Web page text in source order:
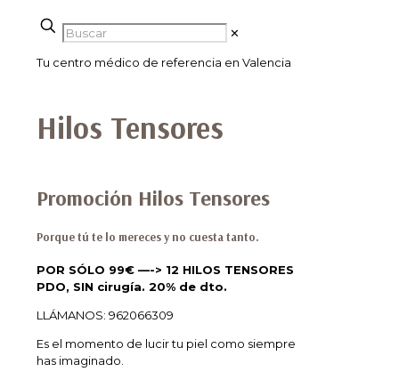
✕
Tu centro médico de referencia en Valencia
Hilos Tensores
Promoción Hilos Tensores
Porque tú te lo mereces y no cuesta tanto.
POR SÓLO 99€ —-> 12 HILOS TENSORES
PDO, SIN cirugía. 20% de dto.
LLÁMANOS: 962066309
Es el momento de lucir tu piel como siempre
has imaginado.